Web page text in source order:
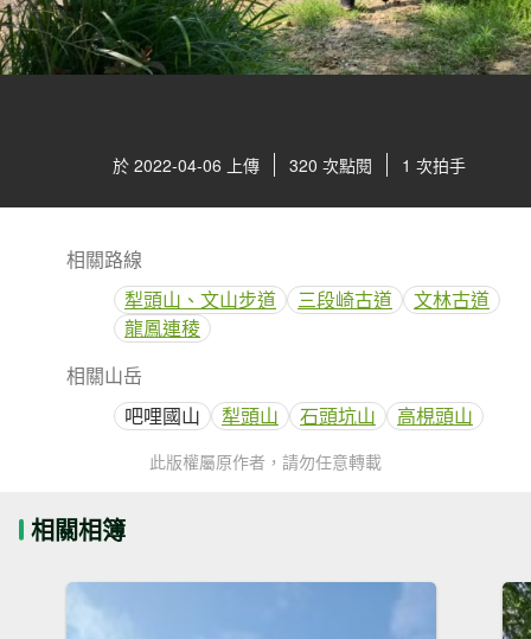
於 2022-04-06 上傳 320 次點閱 1 次拍手
相關路線
犁頭山、文山步道
三段崎古道
文林古道
龍鳳連稜
相關山岳
吧哩國山
犁頭山 石頭坑山 高梘頭山
此版權屬原作者，請勿任意轉載
相關相簿